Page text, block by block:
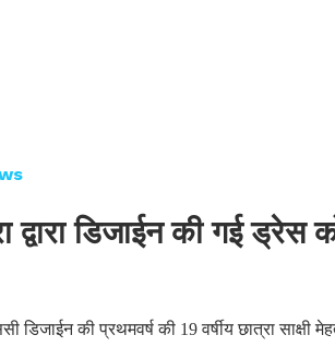
द्वारा डिजाईन की गई ड्रेस
की प्रथमवर्ष की 19 वर्षीय छात्रा साक्षी